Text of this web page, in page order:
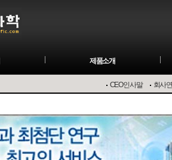
제품소개
CEO인사말 회사